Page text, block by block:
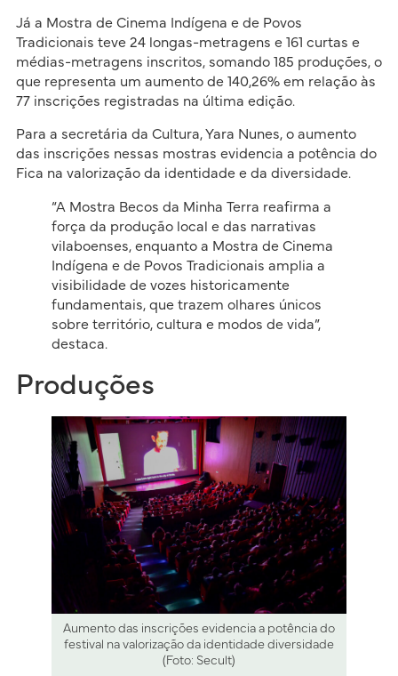
Já a Mostra de Cinema Indígena e de Povos
Tradicionais teve 24 longas-metragens e 161 curtas e
médias-metragens inscritos, somando 185 produções, o
que representa um aumento de 140,26% em relação às
77 inscrições registradas na última edição.
Para a secretária da Cultura, Yara Nunes, o aumento
das inscrições nessas mostras evidencia a potência do
Fica na valorização da identidade e da diversidade.
“A Mostra Becos da Minha Terra reafirma a
força da produção local e das narrativas
vilaboenses, enquanto a Mostra de Cinema
Indígena e de Povos Tradicionais amplia a
visibilidade de vozes historicamente
fundamentais, que trazem olhares únicos
sobre território, cultura e modos de vida”,
destaca.
Produções
Aumento das inscrições evidencia a potência do
festival na valorização da identidade diversidade
(Foto: Secult)